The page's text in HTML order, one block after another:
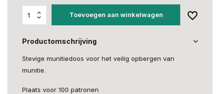
Toevoegen aan winkelwagen
Productomschrijving
Stevige munitiedoos voor het veilig opbergen van
munitie.
Plaats voor 100 patronen